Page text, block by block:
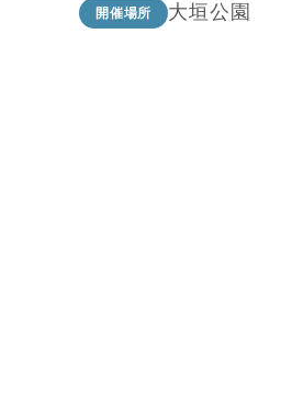
開催場所 大垣公園